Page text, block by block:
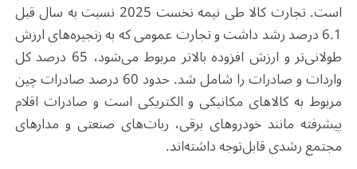
است. تجارت کالا طی نیمه نخست 2025 نسبت به سال قبل
6.1 درصد رشد داشت و تجارت عمومی که به زنجیره‌های ارزش
طولانی‌تر و ارزش افزوده بالاتر مربوط می‌شود، 65 درصد کل
واردات و صادرات را شامل شد. حدود 60 درصد صادرات چین
مربوط به کالاهای مکانیکی و الکتریکی است و صادرات اقلام
پیشرفته مانند خودروهای برقی، ربات‌های صنعتی و مدارهای
مجتمع رشدی قابل‌توجه داشته‌اند.